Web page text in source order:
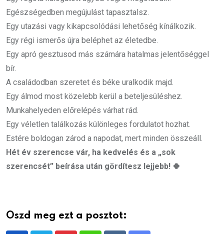
Egészségedben megújulást tapasztalsz.
Egy utazási vagy kikapcsolódási lehetőség kínálkozik.
Egy régi ismerős újra beléphet az életedbe.
Egy apró gesztusod más számára hatalmas jelentőséggel
bír.
A családodban szeretet és béke uralkodik majd.
Egy álmod most közelebb kerül a beteljesüléshez.
Munkahelyeden előrelépés várhat rád.
Egy véletlen találkozás különleges fordulatot hozhat.
Estére boldogan zárod a napodat, mert minden összeáll.
Hét év szerencse vár, ha kedvelés és a „sok
szerencsét” beírása után gördítesz lejjebb! 🍀
Oszd meg ezt a posztot: